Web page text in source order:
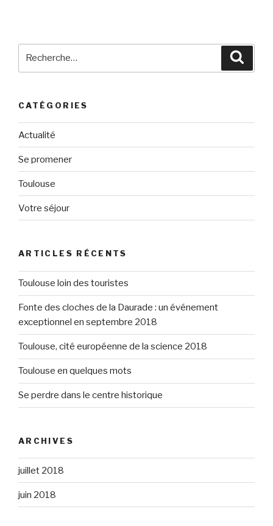
CATÉGORIES
Actualité
Se promener
Toulouse
Votre séjour
ARTICLES RÉCENTS
Toulouse loin des touristes
Fonte des cloches de la Daurade : un événement
exceptionnel en septembre 2018
Toulouse, cité européenne de la science 2018
Toulouse en quelques mots
Se perdre dans le centre historique
ARCHIVES
juillet 2018
juin 2018